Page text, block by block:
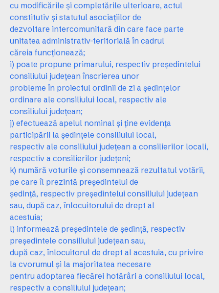
cu modificările şi completările ulterioare, actul
constitutiv şi statutul asociaţiilor de
dezvoltare intercomunitară din care face parte
unitatea administrativ-teritorială în cadrul
căreia funcţionează;
i) poate propune primarului, respectiv preşedintelui
consiliului judeţean înscrierea unor
probleme în proiectul ordinii de zi a şedinţelor
ordinare ale consiliului local, respectiv ale
consiliului judeţean;
j) efectuează apelul nominal şi ţine evidenţa
participării la şedinţele consiliului local,
respectiv ale consiliului judeţean a consilierilor locali,
respectiv a consilierilor judeţeni;
k) numără voturile şi consemnează rezultatul votării,
pe care îl prezintă preşedintelui de
şedinţă, respectiv preşedintelui consiliului judeţean
sau, după caz, înlocuitorului de drept al
acestuia;
l) informează preşedintele de şedinţă, respectiv
preşedintele consiliului judeţean sau,
după caz, înlocuitorul de drept al acestuia, cu privire
la cvorumul şi la majoritatea necesare
pentru adoptarea fiecărei hotărâri a consiliului local,
respectiv a consiliului judeţean;